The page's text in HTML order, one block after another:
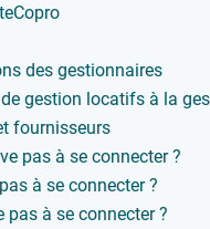
des gestionnaires
gestion locatifs à la
fournisseurs
pas à se connecter ?
à se connecter ?
pas à se connecter ?